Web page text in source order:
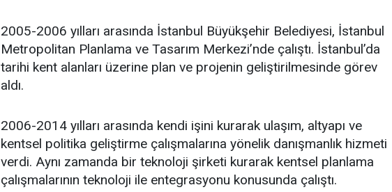
2005-2006 yılları arasında İstanbul Büyükşehir Belediyesi, İstanbul
Metropolitan Planlama ve Tasarım Merkezi’nde çalıştı. İstanbul’da
tarihi kent alanları üzerine plan ve projenin geliştirilmesinde görev
aldı.
2006-2014 yılları arasında kendi işini kurarak ulaşım, altyapı ve
kentsel politika geliştirme çalışmalarına yönelik danışmanlık hizmeti
verdi. Aynı zamanda bir teknoloji şirketi kurarak kentsel planlama
çalışmalarının teknoloji ile entegrasyonu konusunda çalıştı.